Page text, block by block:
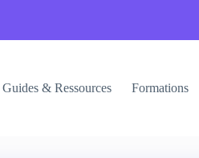
Guides & Ressources Formations